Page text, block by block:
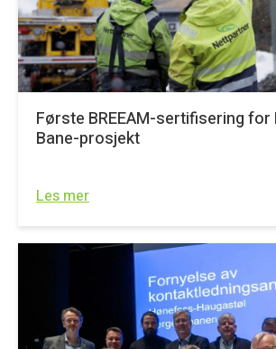
Første BREEAM-sertifisering
Bane-prosjekt
Les mer